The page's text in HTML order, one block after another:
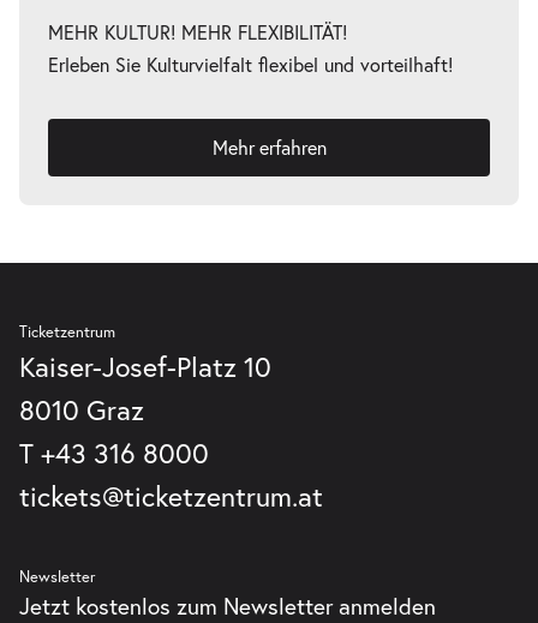
MEHR KULTUR! MEHR FLEXIBILITÄT!
Erleben Sie Kulturvielfalt flexibel und vorteilhaft!
Mehr erfahren
Ticketzentrum
Kaiser-Josef-Platz 10
8010 Graz
T +43 316 8000
tickets@ticketzentrum.at
Newsletter
Jetzt kostenlos zum Newsletter anmelden